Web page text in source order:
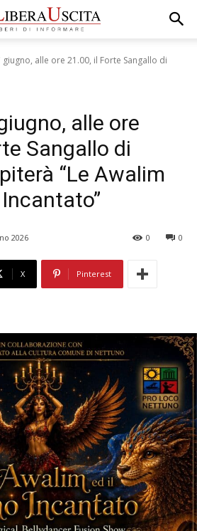
giugno, alle ore 21.00, il Forte Sangallo di
alle ore
Sangallo di
“Le Awalim
2026 0
0
X Pinterest